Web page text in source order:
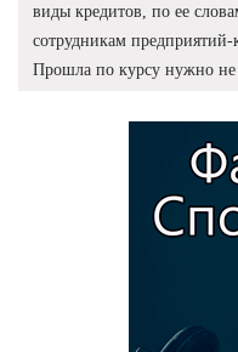
виды кредитов, по ее
сотрудникам предприятий-
Прошла по курсу нужно не